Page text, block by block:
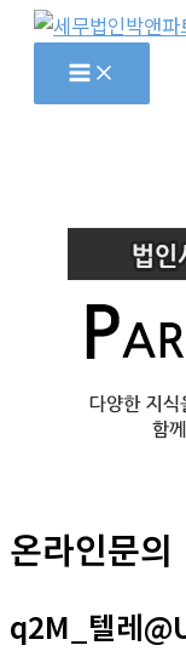
온라인문의
q2M_텔레